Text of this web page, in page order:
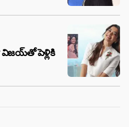
విజయ్‌తో పెళ్లికి